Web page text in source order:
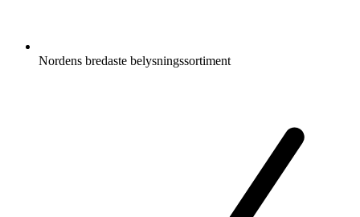
Nordens bredaste belysningssortiment